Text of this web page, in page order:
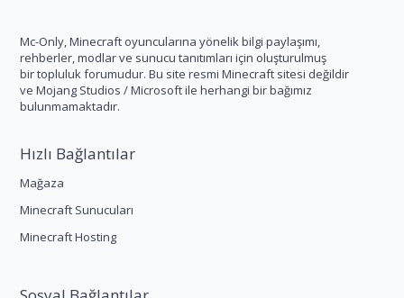
Mc-Only, Minecraft oyuncularına yönelik bilgi paylaşımı,
rehberler, modlar ve sunucu tanıtımları için oluşturulmuş
bir topluluk forumudur. Bu site resmi Minecraft sitesi değildir
ve Mojang Studios / Microsoft ile herhangi bir bağımız
bulunmamaktadır.
Hızlı Bağlantılar
Mağaza
Minecraft Sunucuları
Minecraft Hosting